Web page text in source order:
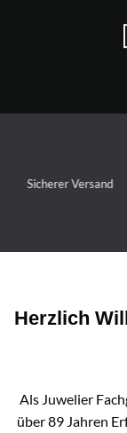
Sicherer Versand
Herzlich
Als Juwelier
über 89 Jahren